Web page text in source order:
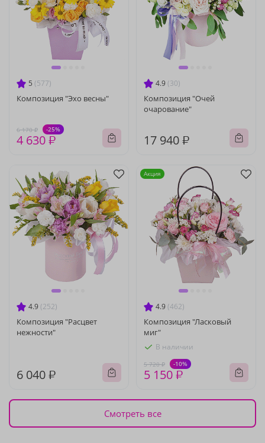
5 (577)
Композиция "Эхо весны"
6 170 ₽ -25%
4 630 ₽
4.9 (30)
Композиция "Очей
очарование"
17 940 ₽
4.9 (252)
Композиция "Расцвет
нежности"
6 040 ₽
4.9 (462)
Композиция "Ласковый
миг"
В наличии
5 720 ₽ -10%
5 150 ₽
Акция
Смотреть все